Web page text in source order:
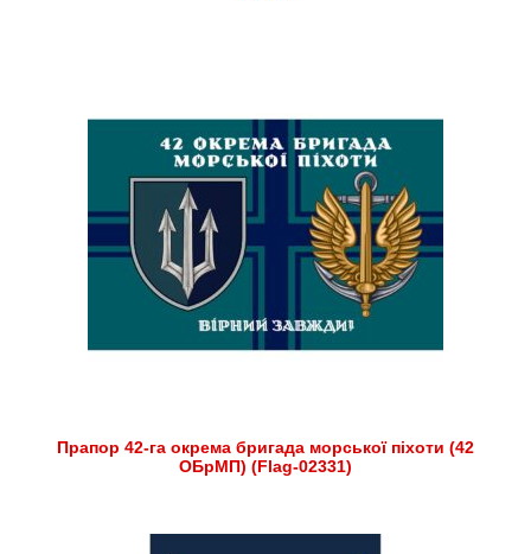
Прапор 42-га окрема бригада морської піхоти (42
ОБрМП) (Flag-02331)